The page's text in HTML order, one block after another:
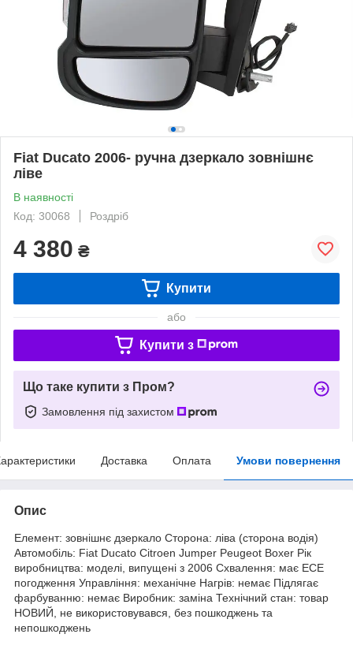
Fiat Ducato 2006- ручна дзеркало зовнішнє
ліве
В наявності
Код: 30068
Роздріб
4 380 ₴
Купити
або
Купити з
Що таке купити з Пром?
Замовлення під захистом
Доставка Оплата Умови повернення
Опис
Елемент: зовнішнє дзеркало Сторона: ліва (сторона водія)
Автомобіль: Fiat Ducato Citroen Jumper Peugeot Boxer Рік
виробництва: моделі, випущені з 2006 Схвалення: має ECE
погодження Управління: механічне Нагрів: немає Підлягає
фарбуванню: немає Виробник: заміна Технічний стан: товар
НОВИЙ, не використовувався, без пошкоджень та
непошкоджень